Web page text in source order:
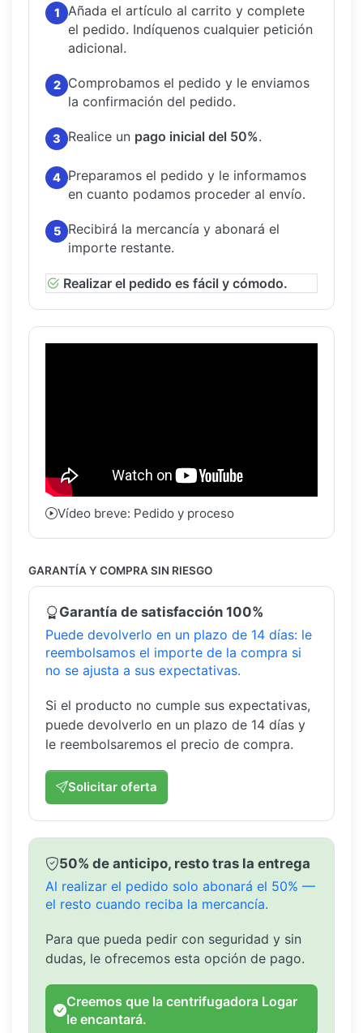
1
Añada el artículo al carrito y complete
el pedido. Indíquenos cualquier petición
adicional.
2
Comprobamos el pedido y le enviamos
la confirmación del pedido.
3 Realice un pago inicial del 50%.
4 Preparamos el pedido y le informamos
en cuanto podamos proceder al envío.
5
Recibirá la mercancía y abonará el
importe restante.
Realizar el pedido es fácil y cómodo.
Vídeo breve: Pedido y proceso
GARANTÍA Y COMPRA SIN RIESGO
Garantía de satisfacción 100%
Puede devolverlo en un plazo de 14 días: le
reembolsamos el importe de la compra si
no se ajusta a sus expectativas.
Si el producto no cumple sus expectativas,
puede devolverlo en un plazo de 14 días y
le reembolsaremos el precio de compra.
Solicitar oferta
50% de anticipo, resto tras la entrega
Al realizar el pedido solo abonará el 50% —
el resto cuando reciba la mercancía.
Para que pueda pedir con seguridad y sin
dudas, le ofrecemos esta opción de pago.
Creemos que la centrifugadora Logar
le encantará.